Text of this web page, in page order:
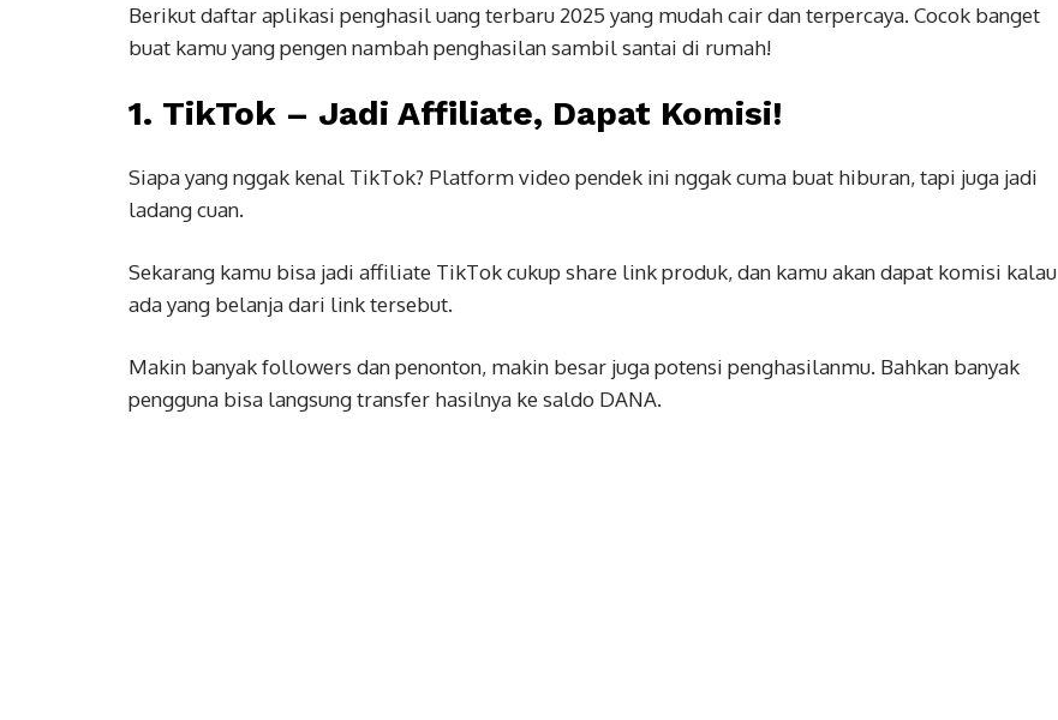
Berikut daftar aplikasi penghasil uang terbaru 2025 yang mudah cair dan terpercaya. Cocok banget
buat kamu yang pengen nambah penghasilan sambil santai di rumah!
1. TikTok – Jadi Affiliate, Dapat Komisi!
Siapa yang nggak kenal TikTok? Platform video pendek ini nggak cuma buat hiburan, tapi juga jadi
ladang cuan.
Sekarang kamu bisa jadi affiliate TikTok cukup share link produk, dan kamu akan dapat komisi kalau
ada yang belanja dari link tersebut.
Makin banyak followers dan penonton, makin besar juga potensi penghasilanmu. Bahkan banyak
pengguna bisa langsung transfer hasilnya ke saldo DANA.